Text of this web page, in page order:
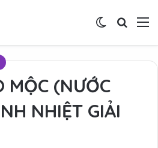
Tìm
Switch skin
MỘC (NƯỚC
NHIỆT GIẢI